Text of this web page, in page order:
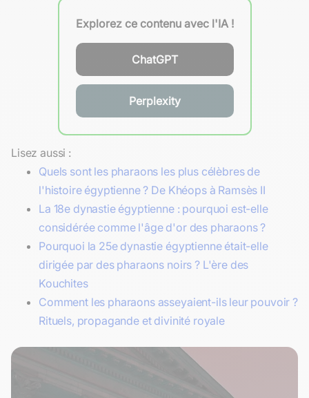
Explorez ce contenu avec l'IA !
ChatGPT
Perplexity
Lisez aussi :
Quels sont les pharaons les plus célèbres de
l'histoire égyptienne ? De Khéops à Ramsès II
La 18e dynastie égyptienne : pourquoi est-elle
considérée comme l'âge d'or des pharaons ?
Pourquoi la 25e dynastie égyptienne était-elle
dirigée par des pharaons noirs ? L'ère des
Kouchites
Comment les pharaons asseyaient-ils leur pouvoir ?
Rituels, propagande et divinité royale